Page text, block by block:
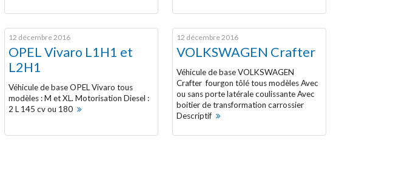
12 décembre 2016
OPEL Vivaro L1H1 et
L2H1
Véhicule de base OPEL Vivaro tous
modèles : M et XL. Motorisation Diesel :
2 L 145 cv ou 180
12 décembre 2016
VOLKSWAGEN Crafter
Véhicule de base VOLKSWAGEN
Crafter fourgon tôlé tous modèles Avec
ou sans porte latérale coulissante Avec
boitier de transformation carrossier
Descriptif